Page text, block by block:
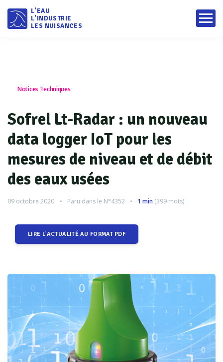
L'EAU
L'INDUSTRIE
LES NUISANCES
Notices Techniques
Sofrel Lt-Radar : un nouveau
data logger IoT pour les
mesures de niveau et de débit
des eaux usées
09 octobre 2020 Paru dans le N°4352 1 min (399 mots)
LIRE L'ACTUALITÉ AU FORMAT PDF